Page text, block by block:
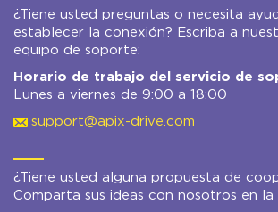
¿Tiene usted preguntas o necesita
establecer la conexión? Escriba a
equipo de soporte:
Horario de trabajo del servicio de
Lunes a viernes de 9:00 a 18:00
support@apix-drive.com
¿Tiene usted alguna propuesta de
Comparta sus ideas con nosotros en la